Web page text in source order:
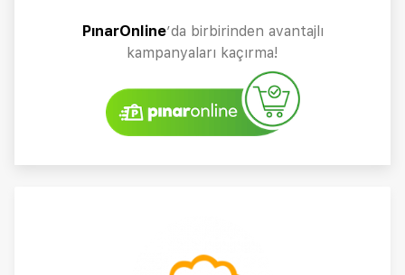
PınarOnline’da birbirinden avantajlı
kampanyaları kaçırma!